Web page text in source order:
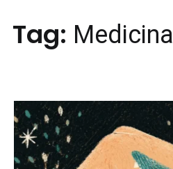
Tag: Medicina